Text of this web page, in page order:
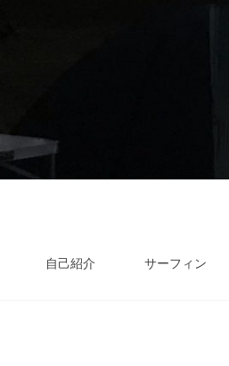
自己紹介 サーフィン